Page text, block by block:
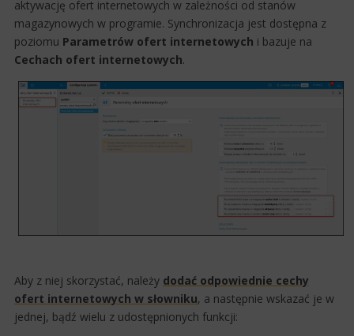
aktywację ofert internetowych w zależności od stanów
magazynowych w programie.​ Synchronizacja jest dostępna z
poziomu Parametrów ofert internetowych i bazuje na
Cechach ofert internetowych.
Aby z niej skorzystać, należy dodać odpowiednie cechy
ofert internetowych w słowniku​, a następnie wskazać je w
jednej, bądź wielu z udostępnionych funkcji: